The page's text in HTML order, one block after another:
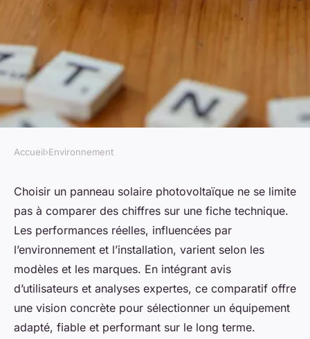
Comparatif des panneaux
solaires photovoltaïques :
retours et performances
Youssef• 20 octobre 2025• 7 min de lecture
Accueil›Environnement
Choisir un panneau solaire photovoltaïque ne se limite
pas à comparer des chiffres sur une fiche technique.
Les performances réelles, influencées par
l’environnement et l’installation, varient selon les
modèles et les marques. En intégrant avis
d’utilisateurs et analyses expertes, ce comparatif offre
une vision concrète pour sélectionner un équipement
adapté, fiable et performant sur le long terme.